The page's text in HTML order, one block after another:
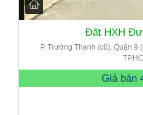
Đất HXH
P. Trường Thạnh (cũ), Quận 9
Giá bán